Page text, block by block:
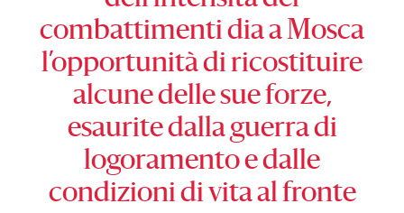
combattimenti dia a Mosca
l’opportunità di ricostituire
alcune delle sue forze,
esaurite dalla guerra di
logoramento e dalle
condizioni di vita al fronte